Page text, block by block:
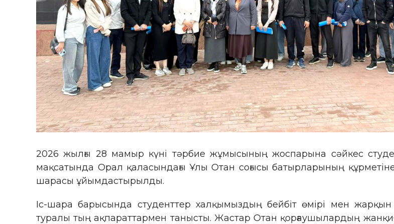
2026 жылғы 28 мамыр күні тәрбие жұмысының жоспарына сәйкес
мақсатында Орал қаласындағы Ұлы Отан соғысы батырларының құрметіне
шарасы ұйымдастырылды.
Іс-шара барысында студенттер халқымыздың бейбіт өмірі мен жарқын
туралы тың ақпараттармен танысты. Жастар Отан қорғаушылардың